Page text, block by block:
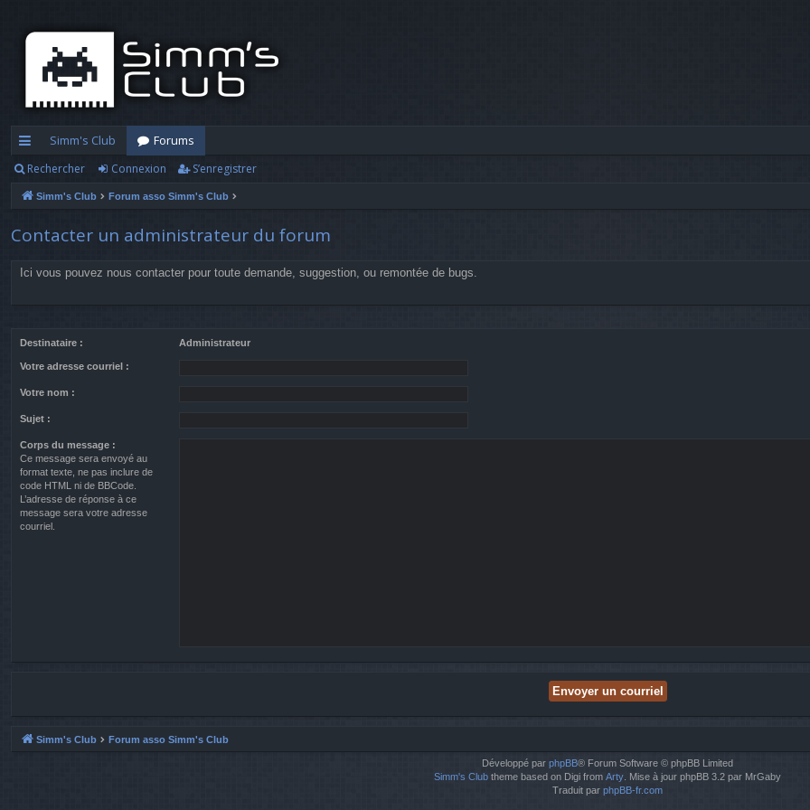
cc
ès
ra
Simm's Club
Forums
Rechercher Connexion S’enregistrer
Simm's Club Forum asso Simm's Club
Contacter un administrateur du forum
Ici vous pouvez nous contacter pour toute demande, suggestion, ou remontée de bugs.
Destinataire : Administrateur
Votre adresse courriel :
Votre nom :
Sujet :
Corps du message :
Ce message sera envoyé au
format texte, ne pas inclure de
code HTML ni de BBCode.
L’adresse de réponse à ce
message sera votre adresse
courriel.
Simm's Club Forum asso Simm's Club
Développé par phpBB® Forum Software © phpBB Limited
Simm's Club theme based on Digi from Arty . Mise à jour phpBB 3.2 par MrGaby
Traduit par phpBB-fr.com